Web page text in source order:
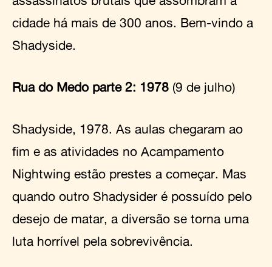
cidade há mais de 300 anos. Bem-vindo a
Shadyside.
Rua do Medo parte 2: 1978 (9 de julho)
Shadyside, 1978. As aulas chegaram ao
fim e as atividades no Acampamento
Nightwing estão prestes a começar. Mas
quando outro Shadysider é possuído pelo
desejo de matar, a diversão se torna uma
luta horrível pela sobrevivência.